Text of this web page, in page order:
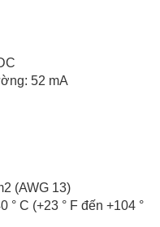
52 mA
(AWG 13)
° C (+23 ° F đến +104 °